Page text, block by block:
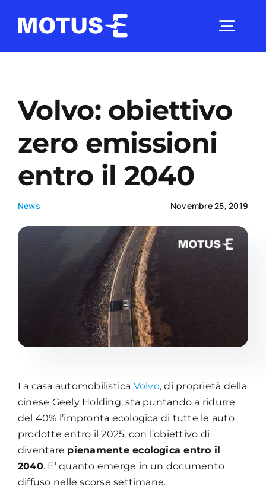
Studi e ricerche
Analisi di mercato
Comunicati Stampa
Academy
Volvo: obiettivo
zero emissioni
entro il 2040
News Novembre 25, 2019
La casa automobilistica Volvo, di proprietà della
cinese Geely Holding, sta puntando a ridurre
del 40% l’impronta ecologica di tutte le auto
prodotte entro il 2025, con l’obiettivo di
diventare pienamente ecologica entro il
2040. E’ quanto emerge in un documento
diffuso nelle scorse settimane.